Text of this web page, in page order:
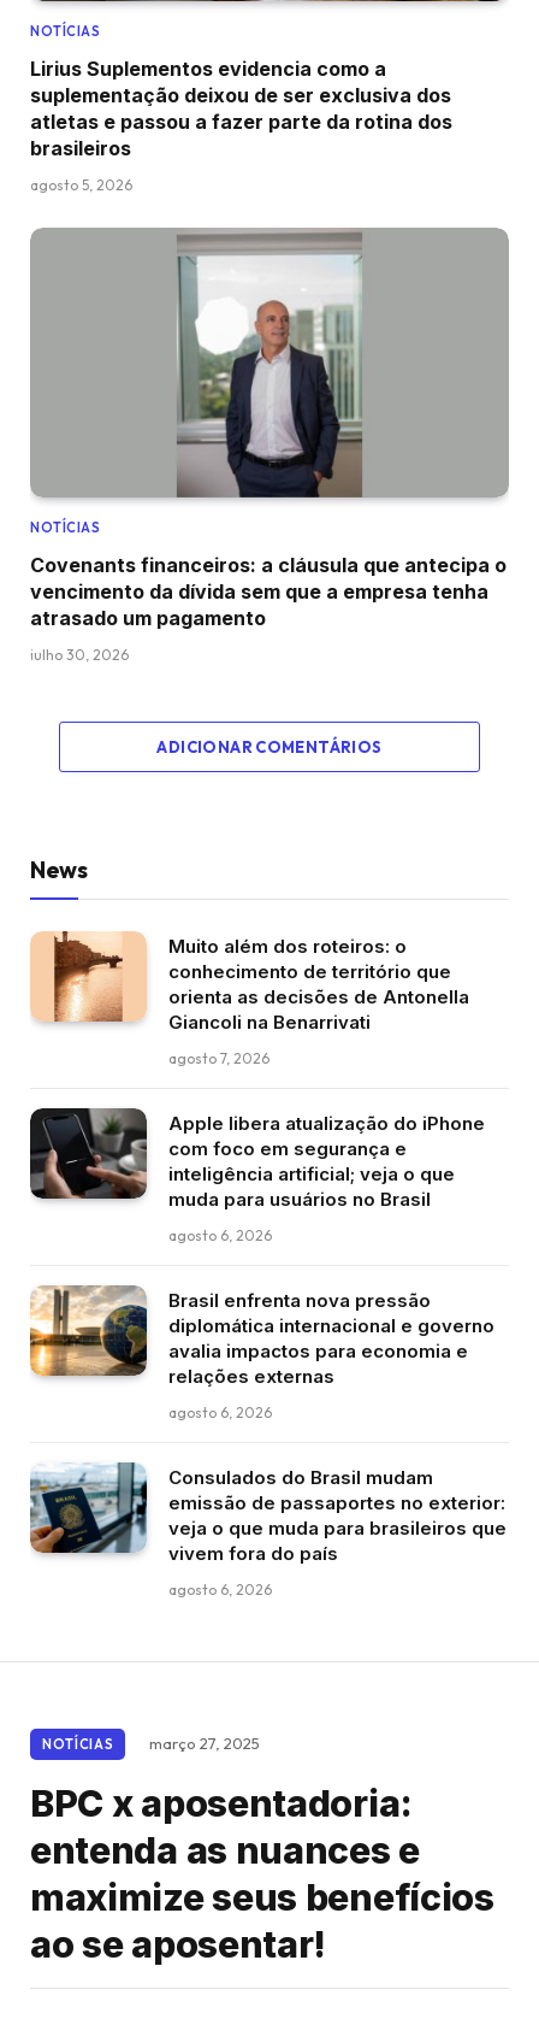
NOTÍCIAS
Lirius Suplementos evidencia como a
suplementação deixou de ser exclusiva dos
atletas e passou a fazer parte da rotina dos
brasileiros
agosto 5, 2026
NOTÍCIAS
Covenants financeiros: a cláusula que antecipa o
vencimento da dívida sem que a empresa tenha
atrasado um pagamento
julho 30, 2026
ADICIONAR COMENTÁRIOS
News
Muito além dos roteiros: o
conhecimento de território que
orienta as decisões de Antonella
Giancoli na Benarrivati
agosto 7, 2026
Apple libera atualização do iPhone
com foco em segurança e
inteligência artificial; veja o que
muda para usuários no Brasil
agosto 6, 2026
Brasil enfrenta nova pressão
diplomática internacional e governo
avalia impactos para economia e
relações externas
agosto 6, 2026
Consulados do Brasil mudam
emissão de passaportes no exterior:
veja o que muda para brasileiros que
vivem fora do país
agosto 6, 2026
NOTÍCIAS março 27, 2025
BPC x aposentadoria:
entenda as nuances e
maximize seus benefícios
ao se aposentar!